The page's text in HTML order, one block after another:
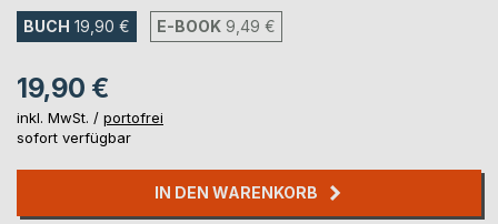
BUCH 19,90 € E-BOOK 9,49 €
19,90 €
inkl. MwSt. / portofrei
sofort verfügbar
IN DEN WARENKORB